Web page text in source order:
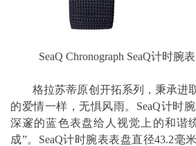
SeaQ Chronograph SeaQ计时腕
格拉苏蒂原创开拓系列，秉承进
的爱情一样，无惧风雨。SeaQ计时腕
深邃的蓝色表盘给人视觉上的和谐
成”。SeaQ计时腕表表盘直径43.2毫